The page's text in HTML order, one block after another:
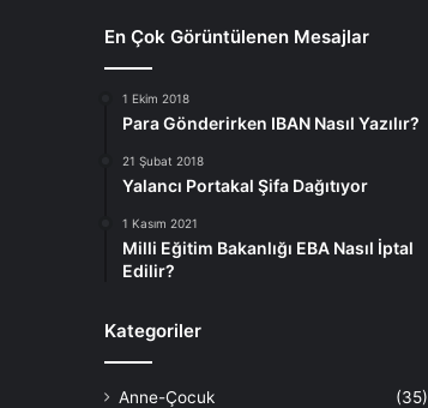
En Çok Görüntülenen Mesajlar
1 Ekim 2018
Para Gönderirken IBAN Nasıl Yazılır?
21 Şubat 2018
Yalancı Portakal Şifa Dağıtıyor
1 Kasım 2021
Milli Eğitim Bakanlığı EBA Nasıl İptal
Edilir?
Kategoriler
Anne-Çocuk
(35)